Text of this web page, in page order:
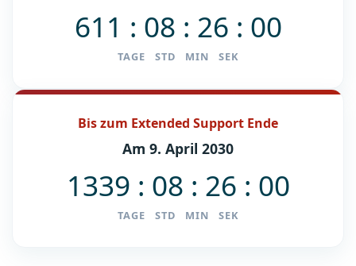
611 : 08 : 25 : 59
TAGE STD MIN SEK
Bis zum Extended Support Ende
Am 9. April 2030
1339 : 08 : 25 : 59
TAGE STD MIN SEK